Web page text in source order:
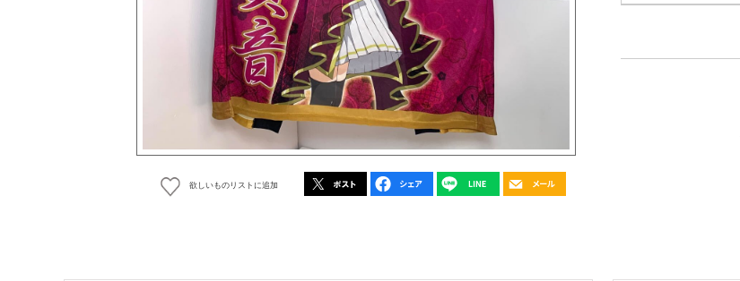
欲しいものリストに追加